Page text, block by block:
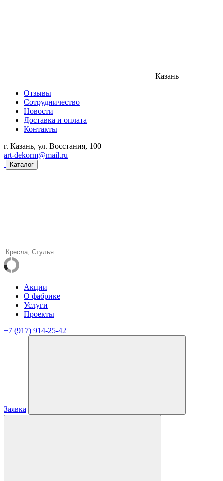
Казань
Отзывы
Сотрудничество
Новости
Доставка и оплата
Контакты
г. Казань, ул. Восстания, 100
art-dekorm@mail.ru
Каталог
Акции
О фабрике
Услуги
Проекты
+7 (917) 914-25-42
Заявка